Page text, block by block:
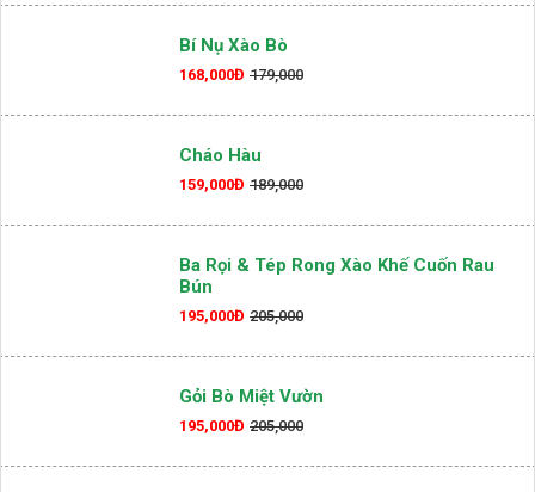
Khai Vị Tứ Quý-Lai Rai Lộc May
165,000Đ 175,000
Bí Nụ Xào Bò
168,000Đ 179,000
Cháo Hàu
159,000Đ 189,000
Bún
195,000Đ 205,000
Gỏi Bò Miệt Vườn